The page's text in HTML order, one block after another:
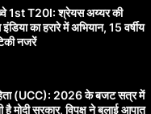
1st T20I: श्रेयस अय्यर की
इंडिया का हरारे में अभियान, 15 वर्षीय
नजरें
(UCC): 2026 के बजट सत्र में
मोदी सरकार, विपक्ष ने बुलाई आपात